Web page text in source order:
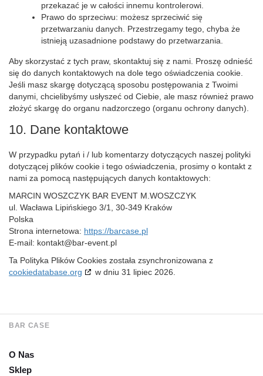
przekazać je w całości innemu kontrolerowi.
Prawo do sprzeciwu: możesz sprzeciwić się
przetwarzaniu danych. Przestrzegamy tego, chyba że
istnieją uzasadnione podstawy do przetwarzania.
Aby skorzystać z tych praw, skontaktuj się z nami. Proszę odnieść
się do danych kontaktowych na dole tego oświadczenia cookie.
Jeśli masz skargę dotyczącą sposobu postępowania z Twoimi
danymi, chcielibyśmy usłyszeć od Ciebie, ale masz również prawo
złożyć skargę do organu nadzorczego (organu ochrony danych).
10. Dane kontaktowe
W przypadku pytań i / lub komentarzy dotyczących naszej polityki
dotyczącej plików cookie i tego oświadczenia, prosimy o kontakt z
nami za pomocą następujących danych kontaktowych:
MARCIN WOSZCZYK BAR EVENT M.WOSZCZYK
ul. Wacława Lipińskiego 3/1, 30-349 Kraków
Polska
Strona internetowa: https://barcase.pl
E-mail: kontakt@bar-event.pl
Ta Polityka Plików Cookies została zsynchronizowana z
cookiedatabase.org
w dniu 31 lipiec 2026.
BAR CASE
O Nas
Sklep